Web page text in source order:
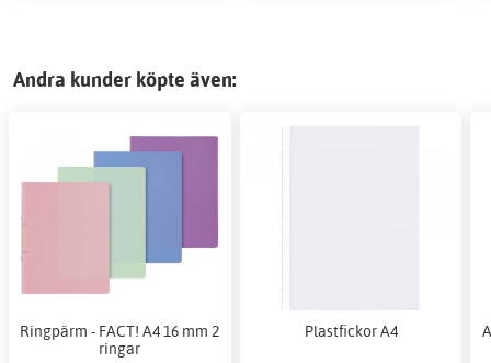
Andra kunder köpte även:
Ringpärm - FACT! A4 16 mm 2
ringar
Plastfickor A4